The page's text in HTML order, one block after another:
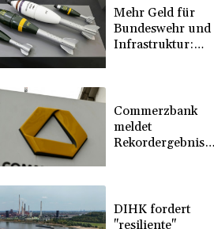
gestärkt
Mehr Geld für
Bundeswehr und
Infrastruktur:
Commerzbank
meldet
Rekordergebnis -
DIHK fordert
"resiliente"